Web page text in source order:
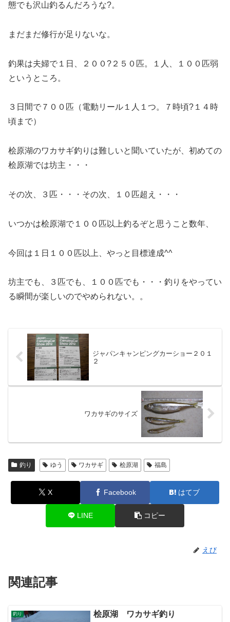
態でも沢山釣るんだろうな?。
まだまだ修行が足りないな。
釣果は夫婦で１日、２００?２５０匹。１人、１００匹弱
というところ。
３日間で７００匹（電動リール１人１つ。７時頃?１４時
頃まで）
桧原湖のワカサギ釣りは難しいと聞いていたが、初めての
桧原湖では坊主・・・
その次、３匹・・・その次、１０匹超え・・・
いつかは桧原湖で１００匹以上釣るぞと思うこと数年、
今回は１日１００匹以上、やっと目標達成^^
坊主でも、３匹でも、１００匹でも・・・釣りをやってい
る瞬間が楽しいのでやめられない。。
ジャパンキャンピングカーショー２０１
２
ワカサギのサイズ
釣り ゆう ワカサギ 桧原湖 福島
X Facebook はてブ
LINE コピー
えび
関連記事
釣り 桧原湖 ワカサギ釣り